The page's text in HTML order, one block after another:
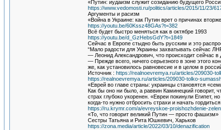
«Путин: иудаизм служит созиданию будущего
https://www.vedomosti.ru/politics/articles/2015/11/23/
Аргументы и расизм
«Война в Украине: как Путин врет о причинах
https://youtu.be/60Kssz48GAs?t=382
Всё будет быстро меняться как в октябре 1993
https://youtu.be/d_GzHebsGdY?t=1849
Сейчас в Европе стыдно быть русским и это
“Мало радости для Украины захватывать сейчас
— Леонид Александрович, что происходит сейчас в
— Прежде всего, ничего серьезного в зоне этого
же, как установилось равновесие и в целом в
Источник : https://realnoevremya.ru/articles/209030-
https://realnoevremya.ru/articles/209030-tolko-
«Еврей во главе страны: украинцы становятся
Как бы оно ни было, а раввин Каминецкий говорит,
страх глубоко укоренен. «Евреи покинули Египет,
когда-то нужно отбросить страхи и начать
https://ru.krymr.com/a/evreyskoe-proishozhdenie-
«То, что говорит великий Путин — просто фашизм»
Сестры Татьяна и Рита Юшкевич, Харьков
https://zona.media/article/2022/03/10/denazification